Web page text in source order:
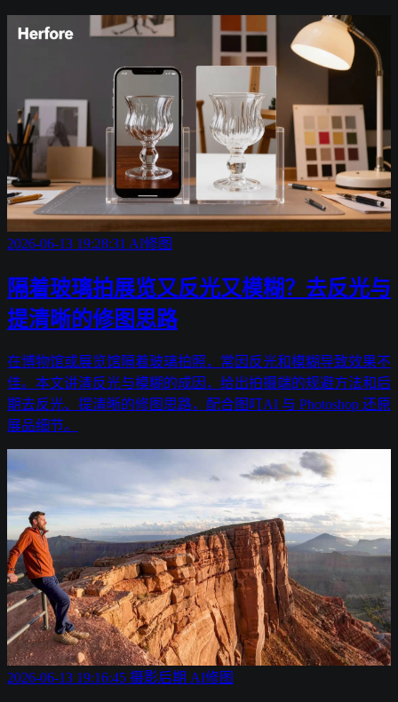
2026-06-13 19:28:31 AI修图
隔着玻璃拍展览又反光又模糊？去反光与
提清晰的修图思路
在博物馆或展览馆隔着玻璃拍照，常因反光和模糊导致效果不
佳。本文讲清反光与模糊的成因，给出拍摄端的规避方法和后
期去反光、提清晰的修图思路，配合图叮AI 与 Photoshop 还原
展品细节。
2026-06-13 19:16:45 摄影后期 AI修图